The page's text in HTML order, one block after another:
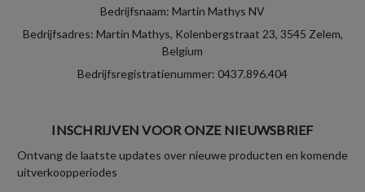
Bedrijfsnaam: Martin Mathys NV
Bedrijfsadres: Martin Mathys, Kolenbergstraat 23, 3545 Zelem,
Belgium
Bedrijfsregistratienummer: 0437.896.404
INSCHRIJVEN VOOR ONZE NIEUWSBRIEF
Ontvang de laatste updates over nieuwe producten en komende
uitverkoopperiodes